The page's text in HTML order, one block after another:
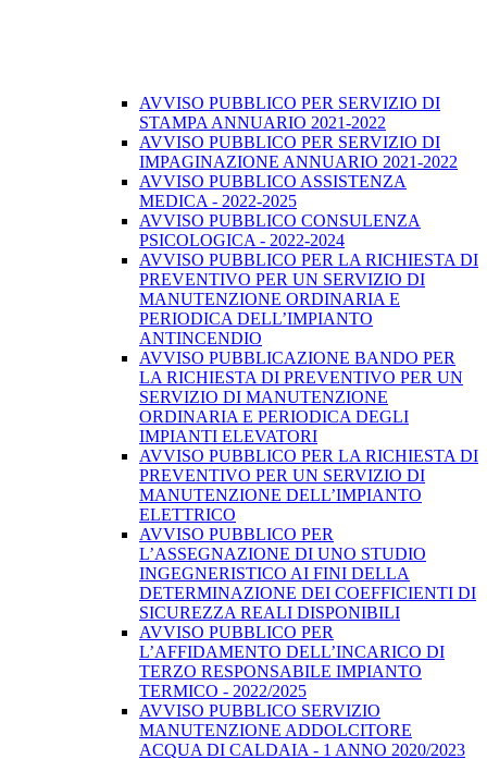
AVVISO PUBBLICO PER SERVIZIO DI
STAMPA ANNUARIO 2021-2022
AVVISO PUBBLICO PER SERVIZIO DI
IMPAGINAZIONE ANNUARIO 2021-2022
AVVISO PUBBLICO ASSISTENZA
MEDICA - 2022-2025
AVVISO PUBBLICO CONSULENZA
PSICOLOGICA - 2022-2024
AVVISO PUBBLICO PER LA RICHIESTA DI
PREVENTIVO PER UN SERVIZIO DI
MANUTENZIONE ORDINARIA E
PERIODICA DELL’IMPIANTO
ANTINCENDIO
AVVISO PUBBLICAZIONE BANDO PER
LA RICHIESTA DI PREVENTIVO PER UN
SERVIZIO DI MANUTENZIONE
ORDINARIA E PERIODICA DEGLI
IMPIANTI ELEVATORI
AVVISO PUBBLICO PER LA RICHIESTA DI
PREVENTIVO PER UN SERVIZIO DI
MANUTENZIONE DELL’IMPIANTO
ELETTRICO
AVVISO PUBBLICO PER
L’ASSEGNAZIONE DI UNO STUDIO
INGEGNERISTICO AI FINI DELLA
DETERMINAZIONE DEI COEFFICIENTI DI
SICUREZZA REALI DISPONIBILI
AVVISO PUBBLICO PER
L’AFFIDAMENTO DELL’INCARICO DI
TERZO RESPONSABILE IMPIANTO
TERMICO - 2022/2025
AVVISO PUBBLICO SERVIZIO
MANUTENZIONE ADDOLCITORE
ACQUA DI CALDAIA - 1 ANNO 2020/2023